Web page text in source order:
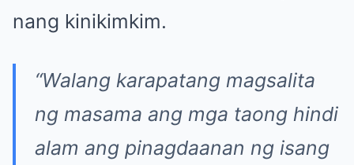
nang kinikimkim.
“Walang karapatang magsalita
ng masama ang mga taong hindi
alam ang pinagdaanan ng isang